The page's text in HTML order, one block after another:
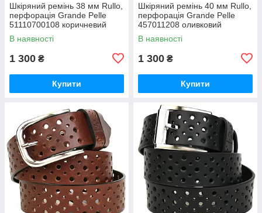
Шкіряний ремінь 38 мм Rullo,
перфорація Grande Pelle
51110700108 коричневий
В наявності
1 300 ₴
Купити
Шкіряний ремінь 40 мм Rullo,
перфорація Grande Pelle
457011208 оливковий
В наявності
1 300 ₴
Купити